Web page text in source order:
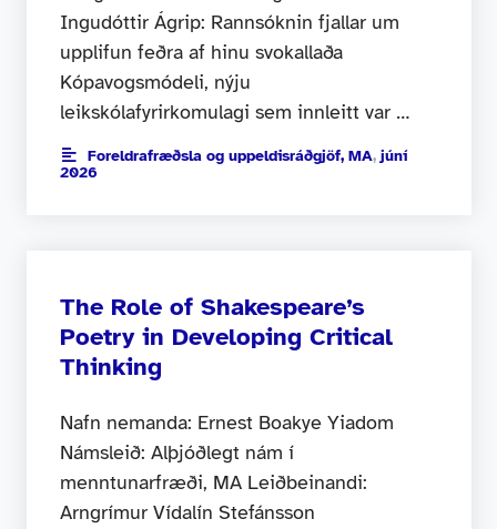
Ingudóttir Ágrip: Rannsóknin fjallar um
upplifun feðra af hinu svokallaða
Kópavogsmódeli, nýju
leikskólafyrirkomulagi sem innleitt var …
Foreldrafræðsla og uppeldisráðgjöf, MA, júní
2026
The Role of Shakespeare’s
Poetry in Developing Critical
Thinking
Nafn nemanda: Ernest Boakye Yiadom
Námsleið: Alþjóðlegt nám í
menntunarfræði, MA Leiðbeinandi:
Arngrímur Vídalín Stefánsson